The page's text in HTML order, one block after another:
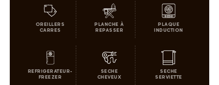
OREILLERS
CARRES
PLANCHE À
REPASSER
PLAQUE
INDUCTION
REFRIGERATEUR-
FREEZER
SECHE
CHEVEUX
SECHE
SERVIETTE